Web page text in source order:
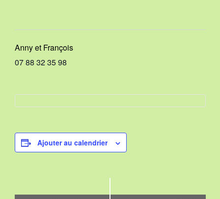
Anny et François
07 88 32 35 98
Ajouter au calendrier